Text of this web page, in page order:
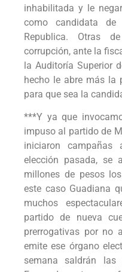
inhabilitada y le
como candidata
Republica. Otras
corrupción, ante la
la Auditoría Superior
hecho le abre más la
para que sea la
***Y ya que
impuso al partido de
iniciaron
elección pasada, se
millones de pesos
este caso Guadiana
muchos
partido de nueva
prerrogativas por no
emite ese órgano
semana saldrán